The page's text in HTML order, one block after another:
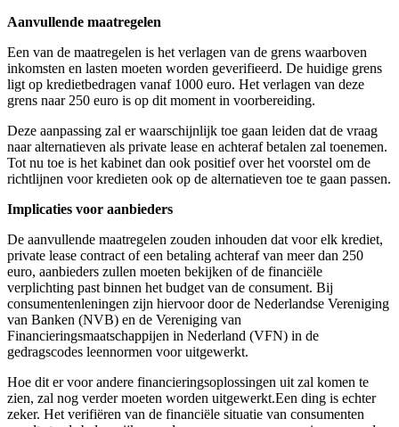
Aanvullende maatregelen
Een van de maatregelen is het verlagen van de grens waarboven
inkomsten en lasten moeten worden geverifieerd. De huidige grens
ligt op kredietbedragen vanaf 1000 euro. Het verlagen van deze
grens naar 250 euro is op dit moment in voorbereiding.
Deze aanpassing zal er waarschijnlijk toe gaan leiden dat de vraag
naar alternatieven als private lease en achteraf betalen zal toenemen.
Tot nu toe is het kabinet dan ook positief over het voorstel om de
richtlijnen voor kredieten ook op de alternatieven toe te gaan passen.
Implicaties voor aanbieders
De aanvullende maatregelen zouden inhouden dat voor elk krediet,
private lease contract of een betaling achteraf van meer dan 250
euro, aanbieders zullen moeten bekijken of de financiële
verplichting past binnen het budget van de consument. Bij
consumentenleningen zijn hiervoor door de Nederlandse Vereniging
van Banken (NVB) en de Vereniging van
Financieringsmaatschappijen in Nederland (VFN) in de
gedragscodes leennormen voor uitgewerkt.
Hoe dit er voor andere financieringsoplossingen uit zal komen te
zien, zal nog verder moeten worden uitgewerkt.Een ding is echter
zeker. Het verifiëren van de financiële situatie van consumenten